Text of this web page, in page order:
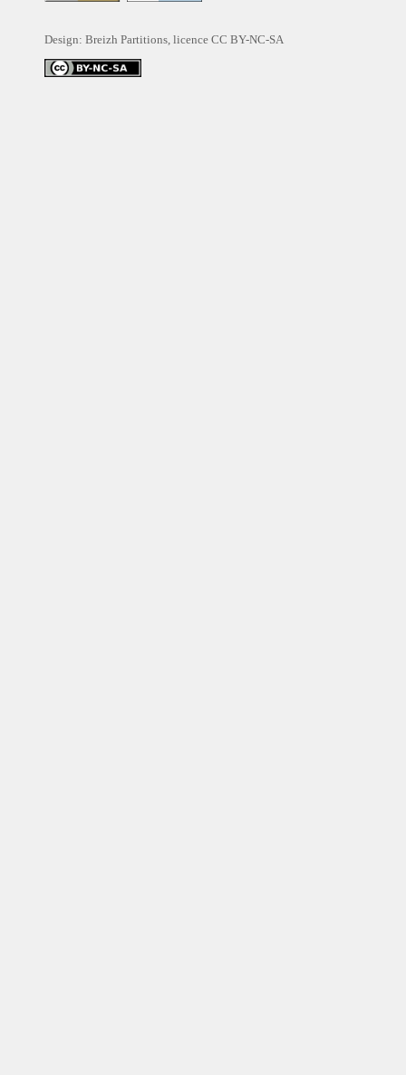
Design: Breizh Partitions, licence CC BY-NC-SA